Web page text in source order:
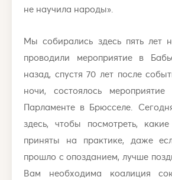
не научила народы».
Мы собирались здесь пять лет
проводили мероприятие в
назад, спустя 70 лет после
ночи, состоялось
Парламенте в Брюсселе.
здесь, чтобы посмотреть,
приняты на практике, даже
прошло с опозданием, лучше
Вам необходима коалиция